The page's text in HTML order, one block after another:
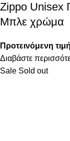
Zippo Unisex
Μπλε χρώμα
Προτεινόμενη
Διαβάστε
Sale Sold out